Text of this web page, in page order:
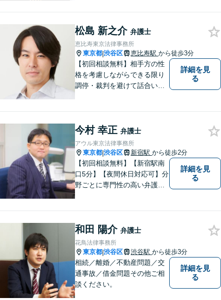
松島 新之介 弁護士
恵比寿東京法律事務所
東京都|渋谷区 恵比寿駅 から徒歩3分
【初回相談無料】相手方の性
格を考慮しながらできる限り
調停・裁判を避けて話合いで
詳細を見
る
今村 幸正 弁護士
アウル東京法律事務所
東京都|渋谷区 新宿駅 から徒歩2分
【初回相談無料】【新宿駅南
口5分】【夜間休日対応可】分
野ごとに専門性の高い弁護士
詳細を見
る
和田 陽介 弁護士
花鳥法律事務所
東京都|渋谷区 渋谷駅 から徒歩3分
相続／離婚／不動産問題／交
通事故／借金問題その他ご相
談ください。
詳細を見
る